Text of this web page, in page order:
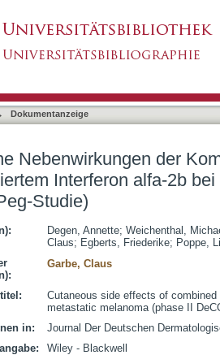
mit
SoraPeg-Studie)
Dokumentanzeige
Nebenwirkungen der
Interferon alfa-2b
Studie)
Degen, Annette; Weichenthal,
Claus; Egberts, Friederike; Poppe,
Garbe, Claus
Cutaneous side effects of
metastatic melanoma (phase II
in:
Journal Der Deutschen
Wiley - Blackwell